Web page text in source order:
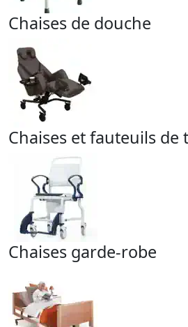
Chaises de douche
Chaises et fauteuils de
Chaises garde-robe